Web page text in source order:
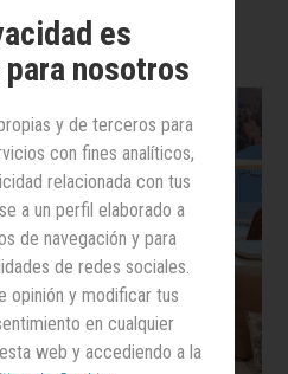
es
nosotros
y de terceros para
con fines analíticos,
relacionada con tus
a un perfil elaborado a
de navegación y para
de redes sociales.
opinión y modificar tus
en cualquier
web y accediendo a la